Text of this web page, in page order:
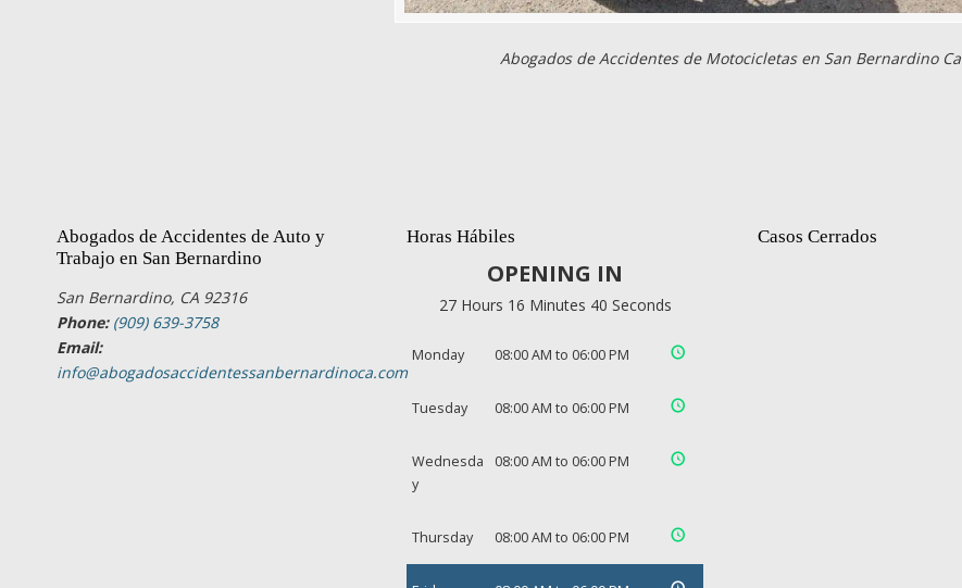
Abogados de Accidentes de Motocicletas en San Bernardino Ca
Abogados de Accidentes de Auto y
Trabajo en San Bernardino
San Bernardino, CA 92316
Phone: (909) 639-3758
Email:
info@abogadosaccidentessanbernardinoca.com
Horas Hábiles
OPENING IN
27 Hours 16 Minutes 40 Seconds
Monday 08:00 AM to 06:00 PM
Tuesday 08:00 AM to 06:00 PM
Wednesda
y
08:00 AM to 06:00 PM
Thursday 08:00 AM to 06:00 PM
Casos Cerrados